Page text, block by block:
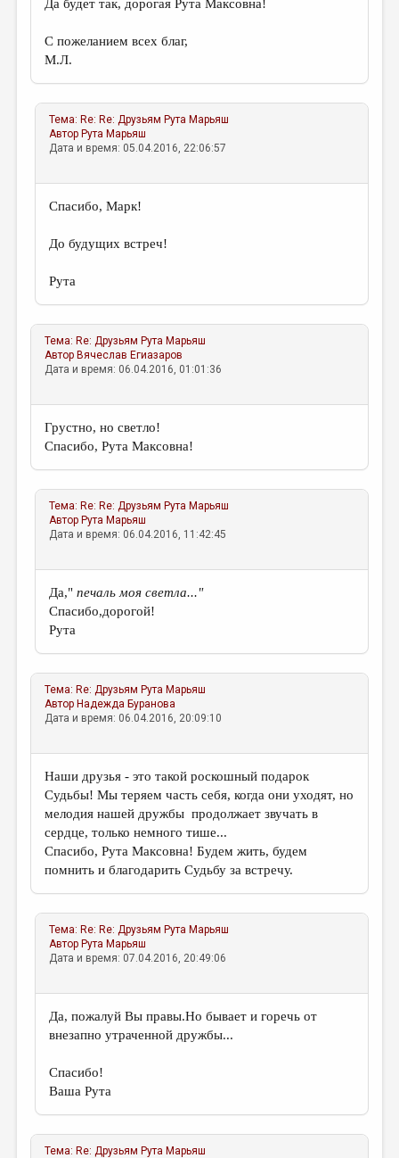
Да будет так, дорогая Рута Максовна!
С пожеланием всех благ,
М.Л.
Тема: Re: Re: Друзьям Рута Марьяш
Автор Рута Марьяш
Дата и время: 05.04.2016, 22:06:57
Спасибо, Марк!
До будущих встреч!
Рута
Тема: Re: Друзьям Рута Марьяш
Автор Вячеслав Егиазаров
Дата и время: 06.04.2016, 01:01:36
Грустно, но светло!
Спасибо, Рута Максовна!
Тема: Re: Re: Друзьям Рута Марьяш
Автор Рута Марьяш
Дата и время: 06.04.2016, 11:42:45
Да,"печаль моя светла..."
Спасибо,дорогой!
Рута
Тема: Re: Друзьям Рута Марьяш
Автор Надежда Буранова
Дата и время: 06.04.2016, 20:09:10
Наши друзья - это такой роскошный подарок
Судьбы! Мы теряем часть себя, когда они уходят, но
мелодия нашей дружбы продолжает звучать в
сердце, только немного тише...
Спасибо, Рута Максовна! Будем жить, будем
помнить и благодарить Судьбу за встречу.
Тема: Re: Re: Друзьям Рута Марьяш
Автор Рута Марьяш
Дата и время: 07.04.2016, 20:49:06
Да, пожалуй Вы правы.Но бывает и горечь от
внезапно утраченной дружбы...
Спасибо!
Ваша Рута
Тема: Re: Друзьям Рута Марьяш